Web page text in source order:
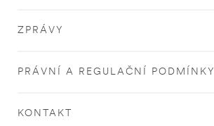
ZPRÁVY
PRÁVNÍ A REGULAČNÍ PODMÍNKY
KONTAKT